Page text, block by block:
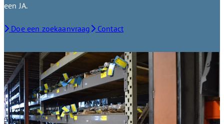
een JA.
Doe een zoekaanvraag Contact